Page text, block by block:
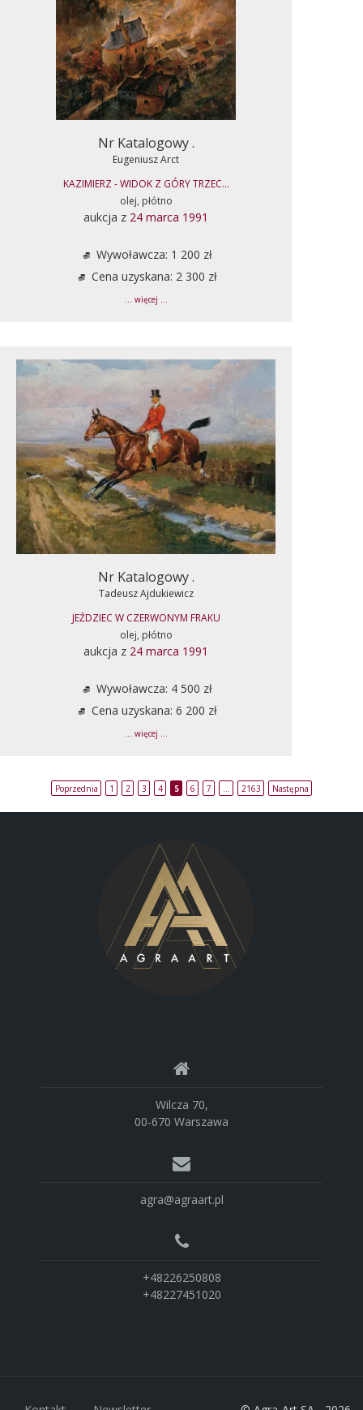
Nr Katalogowy .
Eugeniusz Arct
KAZIMIERZ - WIDOK Z GÓRY TRZEC...
olej, płótno
aukcja z 24 marca 1991
Wywoławcza: 1 200 zł
Cena uzyskana: 2 300 zł
... więcej ...
Nr Katalogowy .
Tadeusz Ajdukiewicz
JEŹDZIEC W CZERWONYM FRAKU
olej, płótno
aukcja z 24 marca 1991
Wywoławcza: 4 500 zł
Cena uzyskana: 6 200 zł
... więcej ...
Poprzednia 1 2 3 4 5 6 7 2163 Następna
Wilcza 70,
00-670 Warszawa
agra@agraart.pl
+48226250808
+48227451020